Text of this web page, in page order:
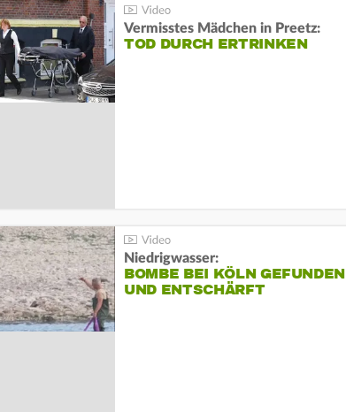
Vermisstes Mädchen in Preetz:
TOD DURCH ERTRINKEN
Niedrigwasser:
BOMBE BEI KÖLN GEFUNDEN
UND ENTSCHÄRFT